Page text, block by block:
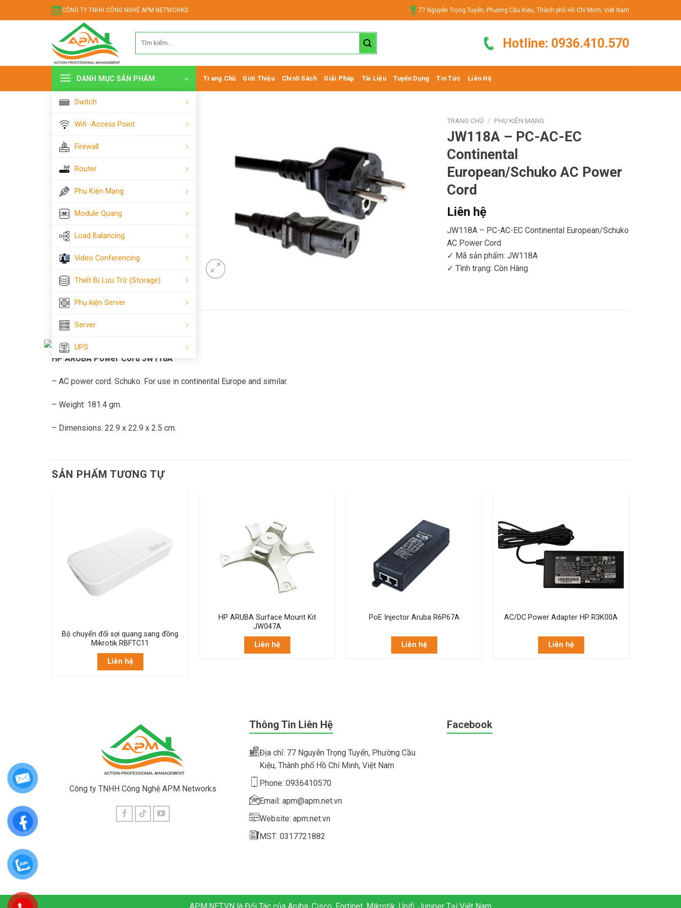
đến
CÔNG TY TNHH CÔNG NGHỆ APM NETWORKS 77 Nguyễn Trọng Tuyển, Phường Cầu Kiệu, Thành phố Hồ Chí Minh, Việt Nam
kiếm:
Hotline: 0936.410.570
DANH MỤC SẢN PHẨM
Switch
Wifi -Access Point
Firewall
Router
Phụ Kiện Mạng
Module Quang
Load Balancing
Video Conferencing
Thiết Bị Lưu Trữ (Storage)
Phụ kiện Server
Server
UPS
Trang Chủ Giới Thiệu Chính Sách Giải Pháp Tài Liệu Tuyển Dụng Tin Tức Liên Hệ
TRANG CHỦ / PHỤ KIỆN MẠNG
JW118A – PC-AC-EC
Continental
European/Schuko AC Power
Cord
Liên hệ
JW118A – PC-AC-EC Continental European/Schuko
AC Power Cord
✓ Mã sản phẩm: JW118A
✓ Tình trạng: Còn Hàng
Mô tả Đánh giá (0)
HP ARUBA Power Cord JW118A
– AC power cord. Schuko. For use in continental Europe and similar.
– Weight: 181.4 gm.
– Dimensions: 22.9 x 22.9 x 2.5 cm.
SẢN PHẨM TƯƠNG TỰ
Bộ chuyển đổi sợi quang sang đồng
Mikrotik RBFTC11
Liên hệ
HP ARUBA Surface Mount Kit
JW047A
Liên hệ
PoE Injector Aruba R6P67A
Liên hệ
AC/DC Power Adapter HP R3K00A
Liên hệ
Công ty TNHH Công Nghệ APM Networks
Thông Tin Liên Hệ
Địa chỉ: 77 Nguyễn Trọng Tuyển, Phường Cầu
Kiệu, Thành phố Hồ Chí Minh, Việt Nam
Phone: 0936410570
Email: apm@apm.net.vn
Website: apm.net.vn
MST: 0317721882
Facebook